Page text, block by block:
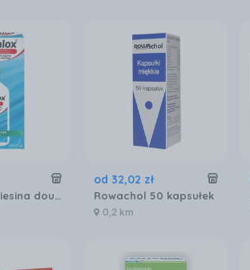
Maalox zawiesina doustna 250 ml
od 32,02 zł
Rowachol 50 kapsułek
0,2 km